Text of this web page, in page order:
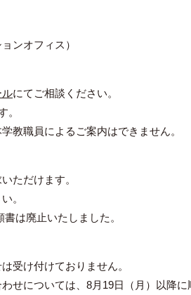
ンオフィス）
ルにてご相談ください。
。
教職員によるご案内はできません。
ただけます。
。
は廃止いたしました。
受け付けておりません。
せについては、8月19日（月）以降